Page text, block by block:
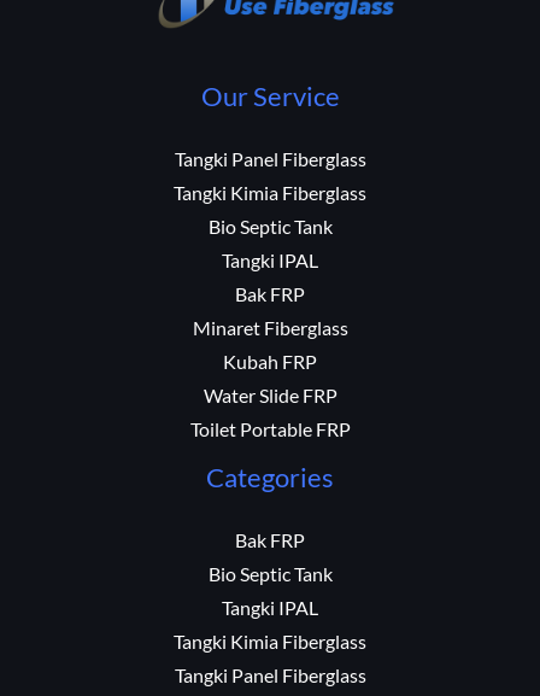
Our Service
Tangki Panel Fiberglass
Tangki Kimia Fiberglass
Bio Septic Tank
Tangki IPAL
Bak FRP
Minaret Fiberglass
Kubah FRP
Water Slide FRP
Toilet Portable FRP
Categories
Bak FRP
Bio Septic Tank
Tangki IPAL
Tangki Kimia Fiberglass
Tangki Panel Fiberglass